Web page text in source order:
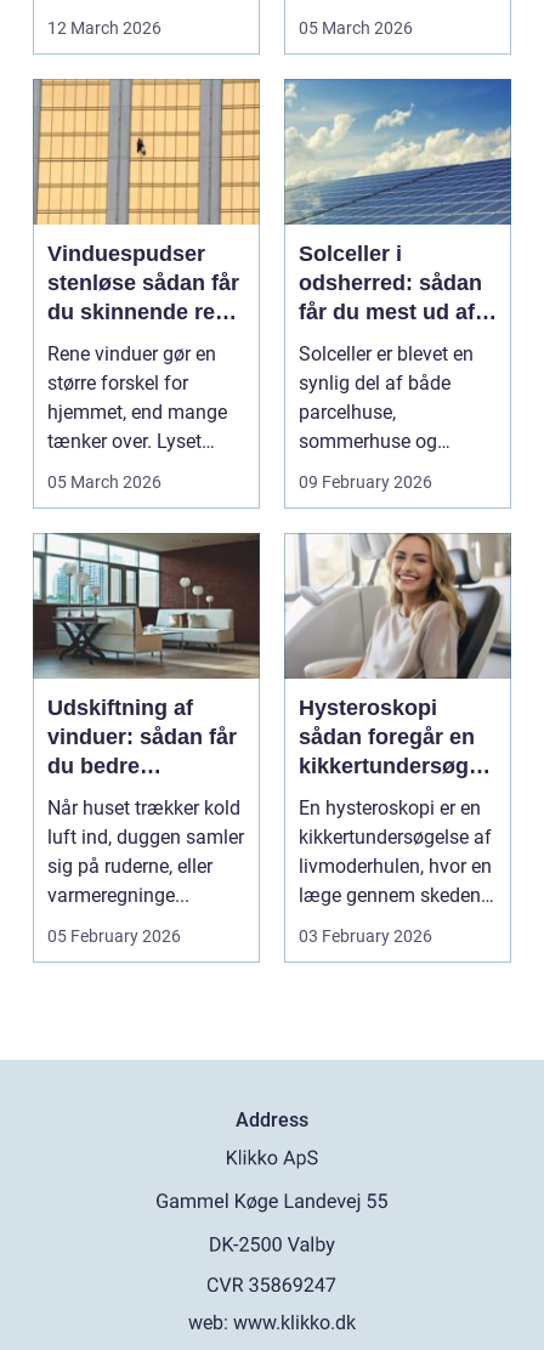
omegn søger p...
12 March 2026
Flere bruger den både
05 March 2026
Vinduespudser
stenløse sådan får
du skinnende rene
ruder året rundt
Rene vinduer gør en
større forskel for
hjemmet, end mange
tænker over. Lyset
falder anderledes ind,
05 March 2026
Solceller i
odsherred: sådan
får du mest ud af
solen
Solceller er blevet en
synlig del af både
parcelhuse,
sommerhuse og
mindre erhverv i
Odsherred. Mang...
09 February 2026
Udskiftning af
vinduer: sådan får
du bedre
indeklima og
lavere
varmeregning
Når huset trækker kold
luft ind, duggen samler
sig på ruderne, eller
varmeregninge...
05 February 2026
Hysteroskopi
sådan foregår en
kikkertundersøgel
se af livmoderen
En hysteroskopi er en
kikkertundersøgelse af
livmoderhulen, hvor en
læge gennem skeden
og livmoderha...
03 February 2026
Address
web: www.klikko.dk